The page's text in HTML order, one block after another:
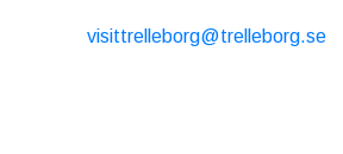
visittrelleborg@trelleborg.se